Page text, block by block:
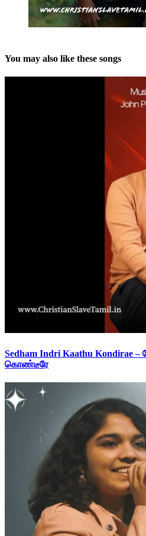
You may also like these songs
Sedham Indri Kaathu Kondirae
கொண்டீரே